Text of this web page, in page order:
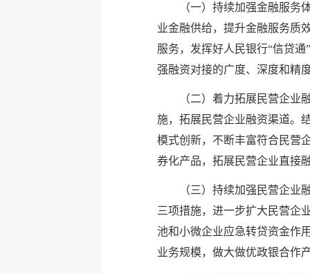
（一）持续加强金融服
业金融供给，提升金融服务质
服务，发挥好人民银行“信贷
强融资对接的广度、深度和精
（二）着力拓展民营企
施，拓展民营企业融资渠道。
模式创新，不断丰富符合民营
券化产品，拓展民营企业直接
（三）持续加强民营企
三项措施，进一步扩大民营企
池和小微企业应急转贷资金作
业务规模，做大做优政银合作